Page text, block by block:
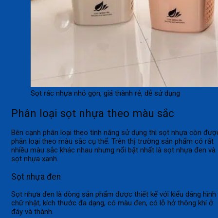
Sọt rác nhựa nhỏ gọn, giá thành rẻ, dễ sử dụng
Phân loại sọt nhựa theo màu sắc
Bên cạnh phân loại theo tính năng sử dụng thì sọt nhựa còn
phân loại theo màu sắc cụ thể. Trên thị trường sản phẩm có rất
nhiều màu sắc khác nhau nhưng nổi bật nhất là sọt nhựa đen và
sọt nhựa xanh.
Sọt nhựa đen
Sọt nhựa đen là dòng sản phẩm được thiết kế với kiểu dáng hình
chữ nhật, kích thước đa dạng, có màu đen, có lỗ hở thông khí ở
đáy và thành.